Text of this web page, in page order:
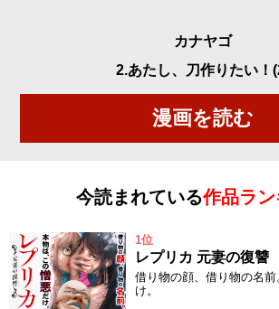
カナヤゴ
2.あたし、刀作りたい！
漫画を読む
今読まれている作品ラ
1位
レプリカ 元妻の復讐
借り物の顔、借り物の名
け。